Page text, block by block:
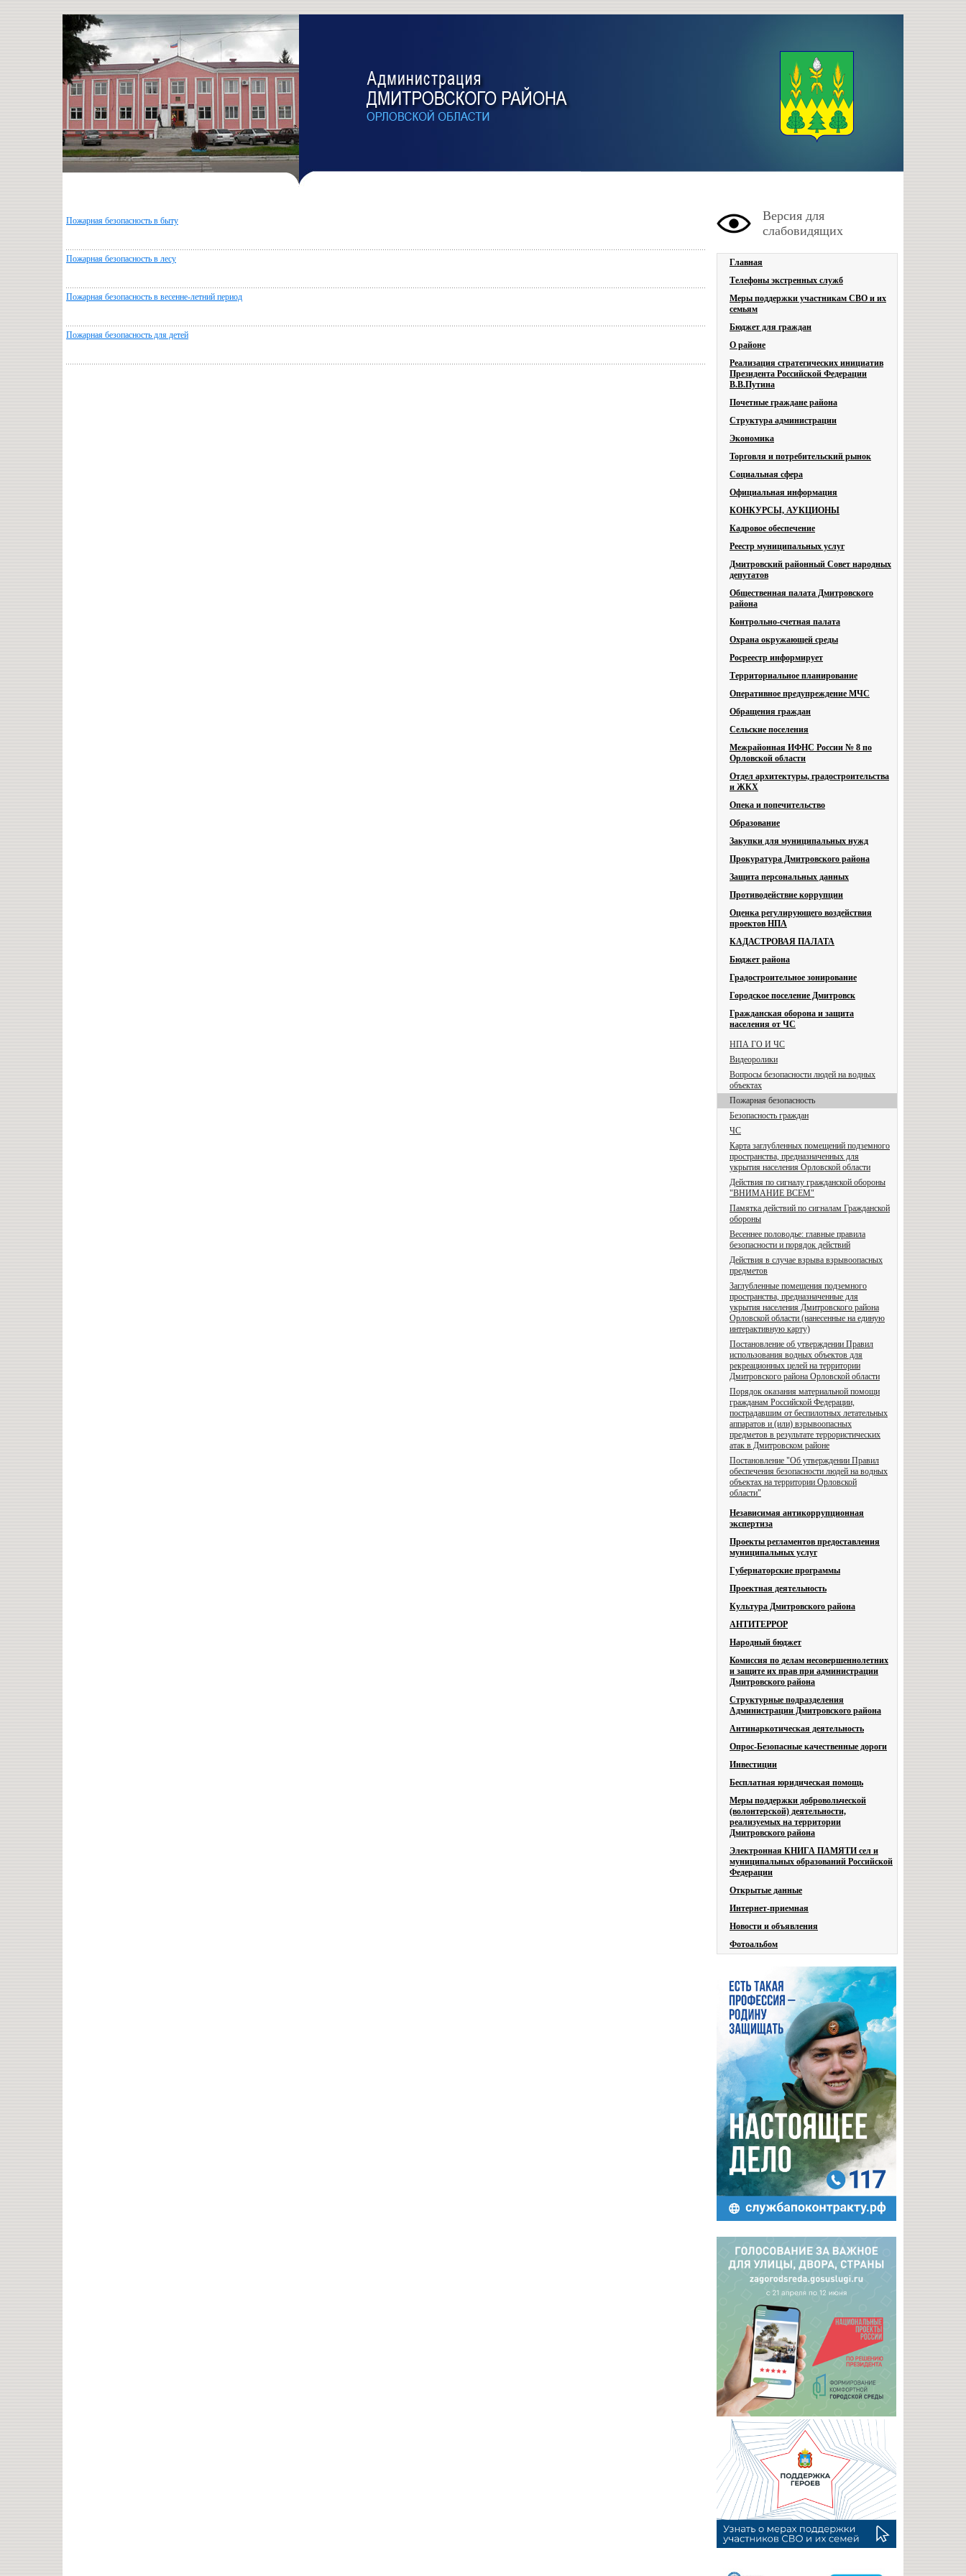
Пожарная безопасность в быту
Пожарная безопасность в лесу
Пожарная безопасность в весенне-летний период
Пожарная безопасность для детей
Версия для
слабовидящих
Главная
Телефоны экстренных служб
Меры поддержки участникам СВО и их
семьям
Бюджет для граждан
О районе
Реализация стратегических инициатив
Президента Российской Федерации
В.В.Путина
Почетные граждане района
Структура администрации
Экономика
Торговля и потребительский рынок
Социальная сфера
Официальная информация
КОНКУРСЫ, АУКЦИОНЫ
Кадровое обеспечение
Реестр муниципальных услуг
Дмитровский районный Совет народных
депутатов
Общественная палата Дмитровского
района
Контрольно-счетная палата
Охрана окружающей среды
Росреестр информирует
Территориальное планирование
Оперативное предупреждение МЧС
Обращения граждан
Сельские поселения
Межрайонная ИФНС России № 8 по
Орловской области
Отдел архитектуры, градостроительства
и ЖКХ
Опека и попечительство
Образование
Закупки для муниципальных нужд
Прокуратура Дмитровского района
Защита персональных данных
Противодействие коррупции
Оценка регулирующего воздействия
проектов НПА
КАДАСТРОВАЯ ПАЛАТА
Бюджет района
Градостроительное зонирование
Городское поселение Дмитровск
Гражданская оборона и защита
населения от ЧС
НПА ГО И ЧС
Видеоролики
Вопросы безопасности людей на водных
объектах
Пожарная безопасность
Безопасность граждан
ЧС
Карта заглубленных помещений подземного
пространства, предназначенных для
укрытия населения Орловской области
Действия по сигналу гражданской обороны
"ВНИМАНИЕ ВСЕМ"
Памятка действий по сигналам Гражданской
обороны
Весеннее половодье: главные правила
безопасности и порядок действий
Действия в случае взрыва взрывоопасных
предметов
Заглубленные помещения подземного
пространства, предназначенные для
укрытия населения Дмитровского района
Орловской области (нанесенные на единую
интерактивную карту)
Постановление об утверждении Правил
использования водных объектов для
рекреационных целей на территории
Дмитровского района Орловской области
Порядок оказания материальной помощи
гражданам Российской Федерации,
пострадавшим от беспилотных летательных
аппаратов и (или) взрывоопасных
предметов в результате террористических
атак в Дмитровском районе
Постановление "Об утверждении Правил
обеспечения безопасности людей на водных
объектах на территории Орловской
области"
Независимая антикоррупционная
экспертиза
Проекты регламентов предоставления
муниципальных услуг
Губернаторские программы
Проектная деятельность
Культура Дмитровского района
АНТИТЕРРОР
Народный бюджет
Комиссия по делам несовершеннолетних
и защите их прав при администрации
Дмитровского района
Структурные подразделения
Администрации Дмитровского района
Антинаркотическая деятельность
Опрос-Безопасные качественные дороги
Инвестиции
Бесплатная юридическая помощь
Меры поддержки добровольческой
(волонтерской) деятельности,
реализуемых на территории
Дмитровского района
Электронная КНИГА ПАМЯТИ сел и
муниципальных образований Российской
Федерации
Открытые данные
Интернет-приемная
Новости и объявления
Фотоальбом